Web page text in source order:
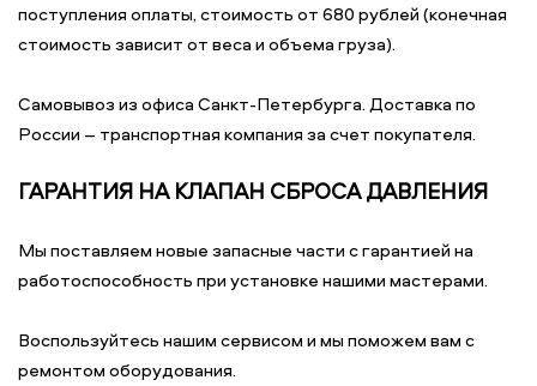
поступления оплаты, стоимость от 680 рублей (конечная
стоимость зависит от веса и объема груза).
Самовывоз из офиса Санкт-Петербурга. Доставка по
России – транспортная компания за счет покупателя.
ГАРАНТИЯ НА КЛАПАН СБРОСА ДАВЛЕНИЯ
Мы поставляем новые запасные части с гарантией на
работоспособность при установке нашими мастерами.
Воспользуйтесь нашим сервисом и мы поможем вам с
ремонтом оборудования.